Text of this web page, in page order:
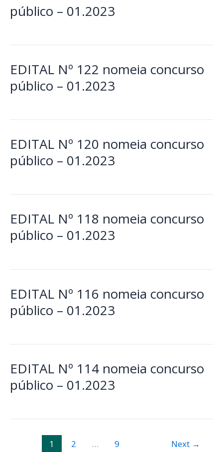
público – 01.2023
EDITAL Nº 122 nomeia concurso
público – 01.2023
EDITAL Nº 120 nomeia concurso
público – 01.2023
EDITAL Nº 118 nomeia concurso
público – 01.2023
EDITAL Nº 116 nomeia concurso
público – 01.2023
EDITAL Nº 114 nomeia concurso
público – 01.2023
1 2 … 9 Next →